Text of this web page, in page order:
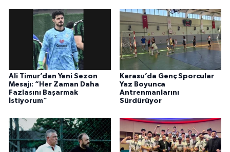
Ali Timur’dan Yeni Sezon
Mesajı: “Her Zaman Daha
Fazlasını Başarmak
İstiyorum”
Karasu’da Genç Sporcular
Yaz Boyunca
Antrenmanlarını
Sürdürüyor